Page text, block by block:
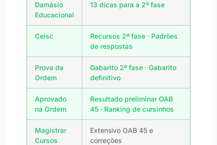
Damásio
Educacional
13 dicas para a 2ª fase
Ceisc Recursos 2ª fase · Padrões
de respostas
Prova da
Ordem
Gabarito 2ª fase · Gabarito
definitivo
Aprovado
na Ordem
Resultado preliminar OAB
45 · Ranking de cursinhos
Magistrar
Cursos
Extensivo OAB 45 e
correções